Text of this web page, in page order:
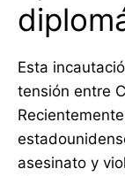
Esta
tensión entre
asesinato y